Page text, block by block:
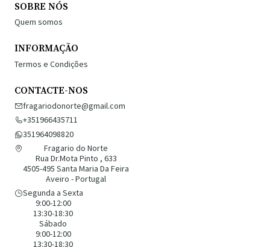
SOBRE NÓS
Quem somos
INFORMAÇÃO
Termos e Condições
CONTACTE-NOS
fragariodonorte@gmail.com
+351966435711
351964098820
Fragario do Norte
Rua Dr.Mota Pinto , 633
4505-495 Santa Maria Da Feira
Aveiro - Portugal
Segunda a Sexta
9:00-12:00
13:30-18:30
Sábado
9:00-12:00
13:30-18:30